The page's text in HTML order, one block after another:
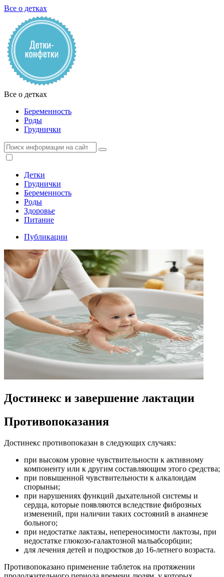
Все о детках
Все о детках
Беременность
Роды
Груднички
Детки
Груднички
Беременность
Роды
Здоровье
Питание
Публикации
Достинекс и завершение лактации
Противопоказания
Достинекс противопоказан в следующих случаях:
при высоком уровне чувствительности к активному
компоненту или к другим составляющим этого средства;
при повышенной чувствительности к алкалоидам
спорыньи;
при нарушениях функций дыхательной системы и
сердца, которые появляются вследствие фиброзных
изменений, при наличии таких состояний в анамнезе
больного;
при недостатке лактазы, непереносимости лактозы, при
недостатке глюкозо-галактозной мальабсорбции;
для лечения детей и подростков до 16-летнего возраста.
Противопоказано применение таблеток на протяжении